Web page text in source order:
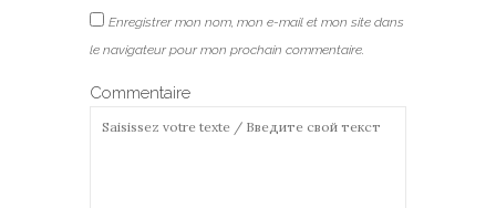
Enregistrer mon nom, mon e-mail et mon site dans
le navigateur pour mon prochain commentaire.
Commentaire